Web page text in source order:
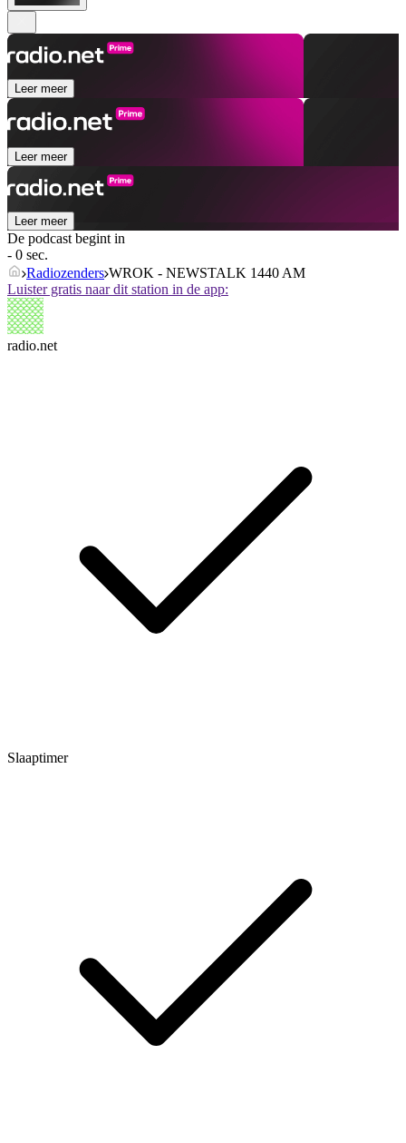
Leer meer
Leer meer
Leer meer
De podcast begint in
- 0 sec.
Radiozenders WROK - NEWSTALK 1440 AM
Luister gratis naar dit station in de app:
radio.net
Slaaptimer